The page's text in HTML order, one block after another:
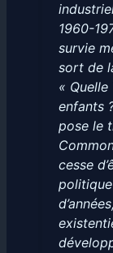
1960-
survie
sort de
«
enfants
pose le
cesse